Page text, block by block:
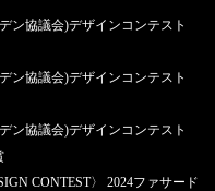
ン協議会)デザインコンテスト
ン協議会)デザインコンテスト
ン協議会)デザインコンテスト
CONTEST〉 2024ファサード